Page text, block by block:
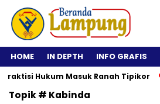
HOME IN DEPTH INFO GRAFIS
Hukum Masuk Ranah Tipikor
Topik# Kabinda